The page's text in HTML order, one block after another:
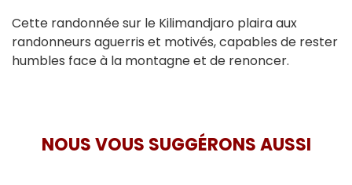
Cette randonnée sur le Kilimandjaro plaira aux
randonneurs aguerris et motivés, capables de rester
humbles face à la montagne et de renoncer.
NOUS VOUS SUGGÉRONS AUSSI